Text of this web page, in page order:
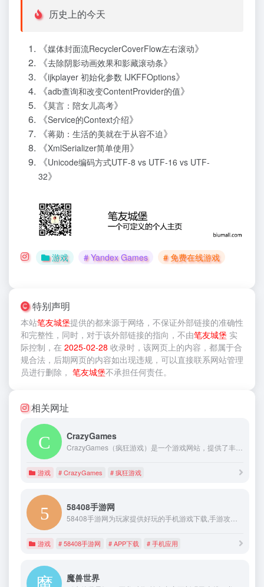
历史上的今天
《媒体封面流RecyclerCoverFlow左右滚动》
《去除阴影动画效果和影藏滚动条》
《ijkplayer 初始化参数 IJKFFOptions》
《adb查询和改变ContentProvider的值》
《莫言：陪女儿高考》
《Service的Context介绍》
《蒋勋：生活的美就在于从容不迫》
《XmlSerializer简单使用》
《Unicode编码方式UTF-8 vs UTF-16 vs UTF-
32》
游戏 # Yandex Games # 免费在线游戏
特别声明
本站笔友城堡提供的都来源于网络，不保证外部链接的准确性
和完整性，同时，对于该外部链接的指向，不由笔友城堡 实
际控制，在 2025-02-28 收录时，该网页上的内容，都属于合
规合法，后期网页的内容如出现违规，可以直接联系网站管理
员进行删除， 笔友城堡不承担任何责任。
相关网址
CrazyGames
CrazyGames（疯狂游戏）是一个游戏网站，提供了丰富多样的游戏选择，这是高质量网页小游戏的最佳场所，CrazyGames每天都添加新游戏，希望你在这玩得高兴！
游戏 # CrazyGames # 疯狂游戏
58408手游网
58408手游网为玩家提供好玩的手机游戏下载,手游攻略、开服表、安卓手游下载、IOS手游等下载,做到好玩的手游推荐。
游戏 # 58408手游网 # APP下载 # 手机应用
魔兽世界